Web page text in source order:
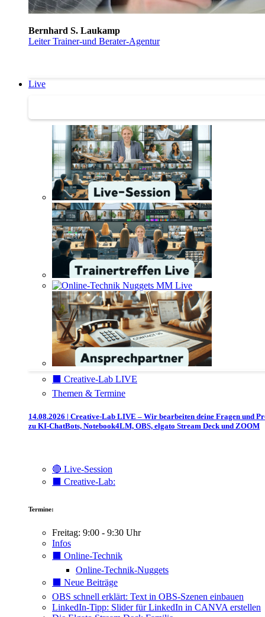
Bernhard S. Laukamp
Leiter Trainer-und Berater-Agentur
Live
⬛️ Creative-Lab LIVE
Themen & Termine
14.08.2026 | Creative-Lab LIVE – Wir bearbeiten deine Fragen und
zu KI-ChatBots, Notebook4LM, OBS, elgato Stream Deck und ZOOM
🔴 Live-Session
⬛️ Creative-Lab:
Termine:
Freitag: 9:00 - 9:30 Uhr
Infos
⬛️ Online-Technik
Online-Technik-Nuggets
⬛️ Neue Beiträge
OBS schnell erklärt: Text in OBS-Szenen einbauen
LinkedIn-Tipp: Slider für LinkedIn in CANVA erstellen